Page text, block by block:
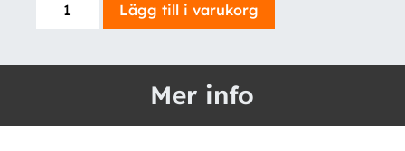
Lägg till i varukorg
Mer info